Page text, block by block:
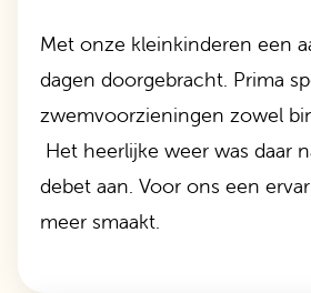
Met onze kleinkinderen een
dagen doorgebracht. Prima
zwemvoorzieningen zowel
Het heerlijke weer was daar
debet aan. Voor ons een
meer smaakt.